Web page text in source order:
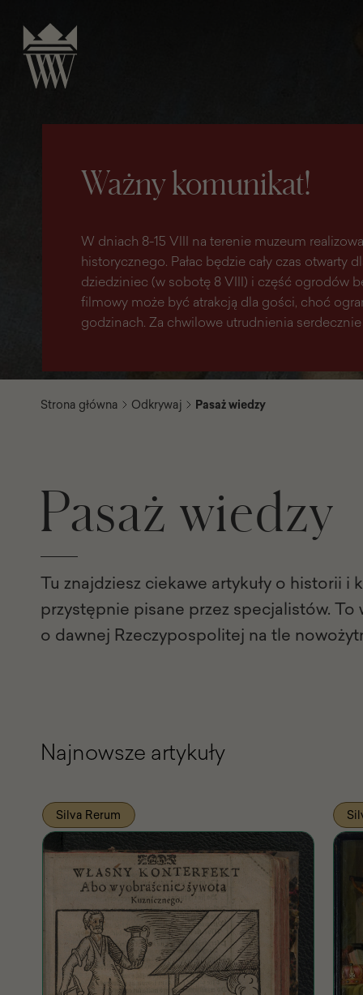
Ważny komunikat!
W dniach 8-15 VIII na terenie muzeum
historycznego. Pałac będzie cały czas otwarty
dziedziniec (w sobotę 8 VIII) i część ogrodów
filmowy może być atrakcją dla gości, choć
godzinach. Za chwilowe utrudnienia serdecznie
Strona główna Odkrywaj Pasaż wiedzy
Pasaż wiedzy
Tu znajdziesz ciekawe artykuły o historii i
przystępnie pisane przez specjalistów. To
o dawnej Rzeczypospolitej na tle
Najnowsze artykuły
Silva Rerum